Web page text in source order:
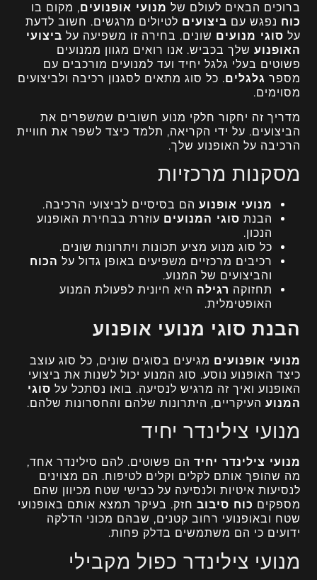
ברוכים הבאים לעולם של מנועי אופנועים, מקום בו
כוח נפגש עם ביצועים לטיולים מרגשים. חשוב לדעת
על סוגי מנועים שונים. בחירה זו משפיעה על ביצועי
האופנוע שלך בכביש. אנו רואים מגוון ממנועים
פשוטים בעלי גלגל יחיד ועד למנועים מורכבים עם
מספר גלגלים. כל סוג מתאים לסגנון רכיבה ולביצועים
מסוימים.
מדריך זה יחקור חלקי מנוע חשובים שמשפרים את
הביצועים. על ידי הקריאה, תלמד כיצד לשפר את חוויית
הרכיבה על האופנוע שלך.
מסקנות מרכזיות
מנועי אופנוע הם בסיסיים לביצועי הרכיבה.
הבנת סוגי המנועים עוזרת בבחירת האופנוע
הנכון.
כל סוג מנוע מציע תכונות ויתרונות שונים.
רכיבים מרכזיים משפיעים באופן גדול על הכוח
והביצועים של המנוע.
תחזוקה רגילה היא חיונית לפעולת המנוע
האופטימלית.
הבנת סוגי מנועי אופנוע
מנועי אופנועים מגיעים בסוגים שונים, כל סוג עוצב
כיצד האופנוע נוסע. סוג המנוע יכול לשנות את ביצועי
האופנוע ואיך זה מרגיש לנסיעה. בואו נסתכל על סוגי
המנוע העיקריים, היתרונות שלהם והחסרונות שלהם.
מנועי צילינדר יחיד
מנועי צילינדר יחיד הם פשוטים. להם סילינדר אחד,
מה שהופך אותם לקלים וקלים לטיפוח. הם מצוינים
לנסיעות איטיות ולנסיעה על כבישי שטח מכיוון שהם
מספקים כוח סיבוב חזק. בעיקר תמצא אותם באופנועי
שטח ובאופנועי רחוב קטנים, שבהם מכוני הדלקה
ידועים כי הם משתמשים בדלק פחות.
מנועי צילינדר כפול מקבילי